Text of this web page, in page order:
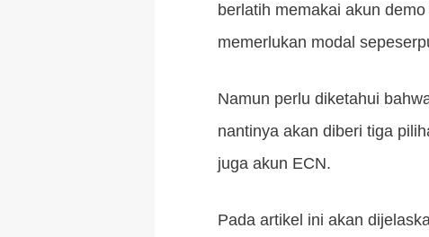
berlatih memakai akun
memerlukan modal
Namun perlu diketahui
nantinya akan diberi tiga
juga akun ECN.
Pada artikel ini akan